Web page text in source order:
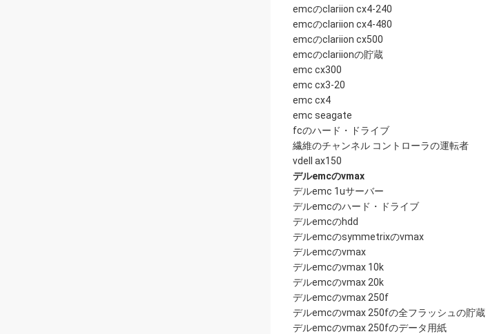
emcのclariion cx4-240
emcのclariion cx4-480
emcのclariion cx500
emcのclariionの貯蔵
emc cx300
emc cx3-20
emc cx4
emc seagate
fcのハード・ドライブ
繊維のチャンネル コントローラの運転者
vdell ax150
デルemcのvmax
デルemc 1uサーバー
デルemcのハード・ドライブ
デルemcのhdd
デルemcのsymmetrixのvmax
デルemcのvmax
デルemcのvmax 10k
デルemcのvmax 20k
デルemcのvmax 250f
デルemcのvmax 250fの全フラッシュの貯蔵
デルemcのvmax 250fのデータ用紙